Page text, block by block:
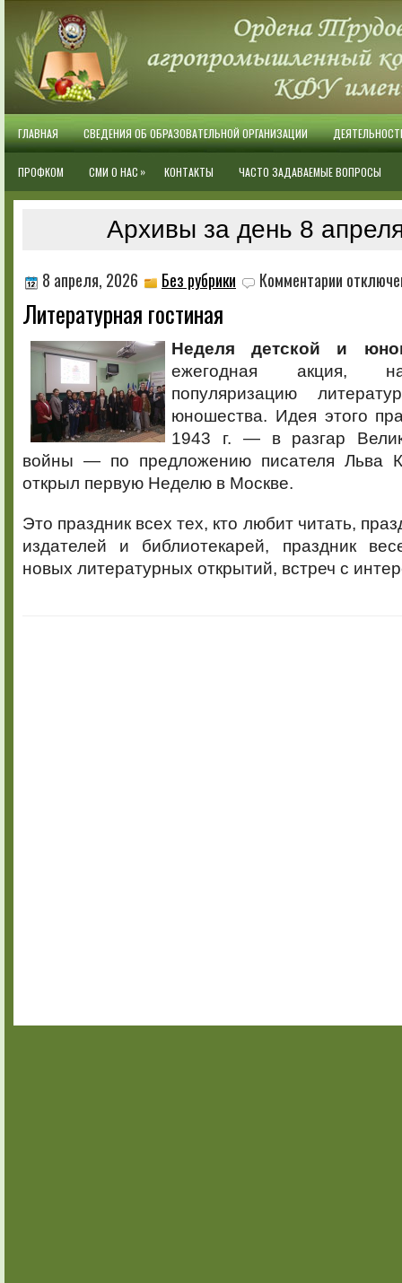
ГЛАВНАЯ СВЕДЕНИЯ ОБ ОБРАЗОВАТЕЛЬНОЙ ОРГАНИЗАЦИИ
ПРОФКОМ СМИ О НАС » КОНТАКТЫ ЧАСТО ЗАДАВАЕМЫЕ ВОПРОСЫ
Архивы за день 8
8 апреля, 2026 Без рубрики Комментарии записи
Литературная гостиная
Неделя детской и
ежегодная акция,
популяризацию
юношества. Идея этого
1943 г. — в разгар
войны — по предложению писателя Льва
открыл первую Неделю в Москве.
Это праздник всех тех, кто любит читать,
издателей и библиотекарей, праздник
новых литературных открытий, встреч с